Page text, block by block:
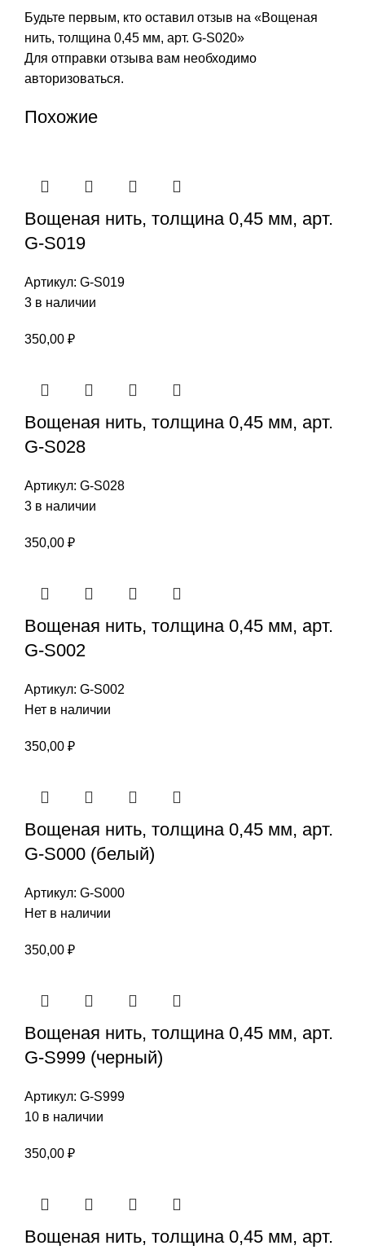
Будьте первым, кто оставил отзыв на «Вощеная
нить, толщина 0,45 мм, арт. G-S020»
Для отправки отзыва вам необходимо
авторизоваться.
Похожие
Вощеная нить, толщина 0,45 мм, арт.
G-S019
Артикул: G-S019
3 в наличии
350,00 ₽
Вощеная нить, толщина 0,45 мм, арт.
G-S028
Артикул: G-S028
3 в наличии
350,00 ₽
Вощеная нить, толщина 0,45 мм, арт.
G-S002
Артикул: G-S002
Нет в наличии
350,00 ₽
Вощеная нить, толщина 0,45 мм, арт.
G-S000 (белый)
Артикул: G-S000
Нет в наличии
350,00 ₽
Вощеная нить, толщина 0,45 мм, арт.
G-S999 (черный)
Артикул: G-S999
10 в наличии
350,00 ₽
Вощеная нить, толщина 0,45 мм, арт.